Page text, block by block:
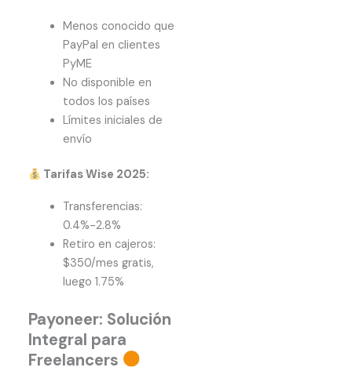
Menos conocido que
PayPal en clientes
PyME
No disponible en
todos los países
Límites iniciales de
envío
Tarifas Wise 2025:
Transferencias:
0.4%-2.8%
Retiro en cajeros:
$350/mes gratis,
luego 1.75%
Payoneer: Solución
Integral para
Freelancers